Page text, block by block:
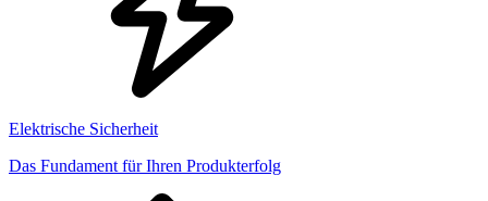
Elektrische Sicherheit
Das Fundament für Ihren Produkterfolg